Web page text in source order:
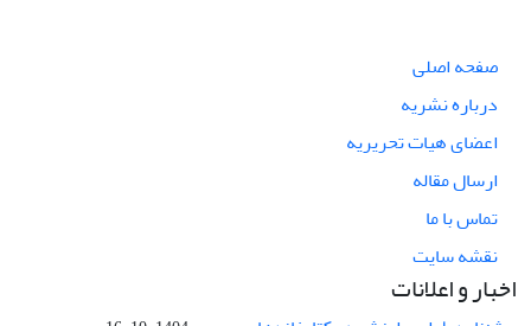
صفحه اصلی
درباره نشریه
اعضای هیات تحریریه
ارسال مقاله
تماس با ما
نقشه سایت
اخبار و اعلانات